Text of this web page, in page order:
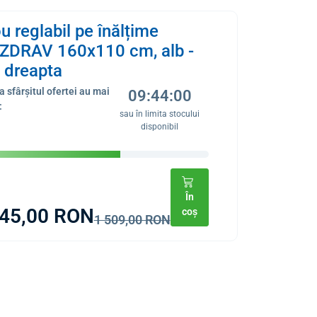
reglabil pe înălțime
160x110 cm, alb -
sfârșitul ofertei au mai
09:44:00
sau în limita stocului
disponibil
RON1 509,00 RON
În
coș